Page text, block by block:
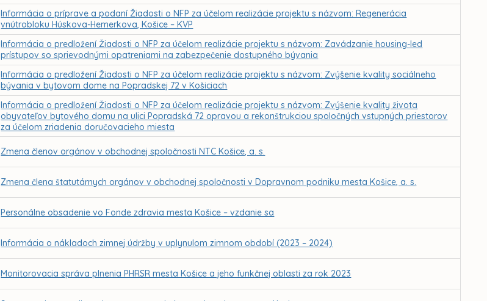
Informácia o príprave a podaní Žiadosti o NFP za účelom realizácie projektu s názvom: Regenerácia
vnútrobloku Húskova-Hemerkova, Košice – KVP
Informácia o predložení Žiadosti o NFP za účelom realizácie projektu s názvom: Zavádzanie housing-led
prístupov so sprievodnými opatreniami na zabezpečenie dostupného bývania
Informácia o predložení Žiadosti o NFP za účelom realizácie projektu s názvom: Zvýšenie kvality sociálneho
bývania v bytovom dome na Popradskej 72 v Košiciach
Informácia o predložení Žiadosti o NFP za účelom realizácie projektu s názvom: Zvýšenie kvality života
obyvateľov bytového domu na ulici Popradská 72 opravou a rekonštrukciou spoločných vstupných priestorov
za účelom zriadenia doručovacieho miesta
Zmena členov orgánov v obchodnej spoločnosti NTC Košice, a. s.
Zmena člena štatutárnych orgánov v obchodnej spoločnosti v Dopravnom podniku mesta Košice, a. s.
Personálne obsadenie vo Fonde zdravia mesta Košice – vzdanie sa
Informácia o nákladoch zimnej údržby v uplynulom zimnom období (2023 – 2024)
Monitorovacia správa plnenia PHRSR mesta Košice a jeho funkčnej oblasti za rok 2023